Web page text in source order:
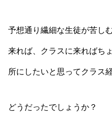
予想通り繊細な生徒が苦し
来れば、クラスに来ればち
所にしたいと思ってクラス
どうだったでしょうか？